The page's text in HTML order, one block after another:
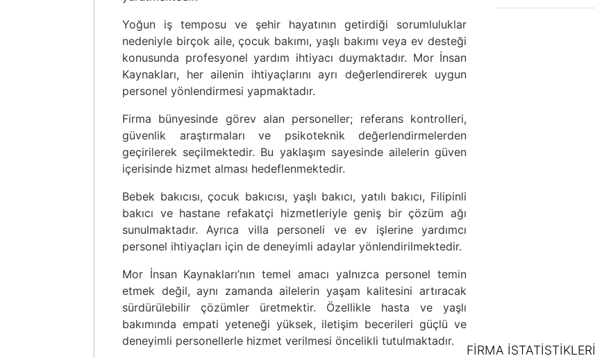
Yoğun iş temposu ve şehir hayatının getirdiği sorumluluklar
nedeniyle birçok aile, çocuk bakımı, yaşlı bakımı veya ev desteği
konusunda profesyonel yardım ihtiyacı duymaktadır. Mor İnsan
Kaynakları, her ailenin ihtiyaçlarını ayrı değerlendirerek uygun
personel yönlendirmesi yapmaktadır.
Firma bünyesinde görev alan personeller; referans kontrolleri,
güvenlik araştırmaları ve psikoteknik değerlendirmelerden
geçirilerek seçilmektedir. Bu yaklaşım sayesinde ailelerin güven
içerisinde hizmet alması hedeflenmektedir.
Bebek bakıcısı, çocuk bakıcısı, yaşlı bakıcı, yatılı bakıcı, Filipinli
bakıcı ve hastane refakatçi hizmetleriyle geniş bir çözüm ağı
sunulmaktadır. Ayrıca villa personeli ve ev işlerine yardımcı
personel ihtiyaçları için de deneyimli adaylar yönlendirilmektedir.
Mor İnsan Kaynakları’nın temel amacı yalnızca personel temin
etmek değil, aynı zamanda ailelerin yaşam kalitesini artıracak
sürdürülebilir çözümler üretmektir. Özellikle hasta ve yaşlı
bakımında empati yeteneği yüksek, iletişim becerileri güçlü ve
deneyimli personellerle hizmet verilmesi öncelikli tutulmaktadır.
FİRMA İSTATİSTİKLERİ